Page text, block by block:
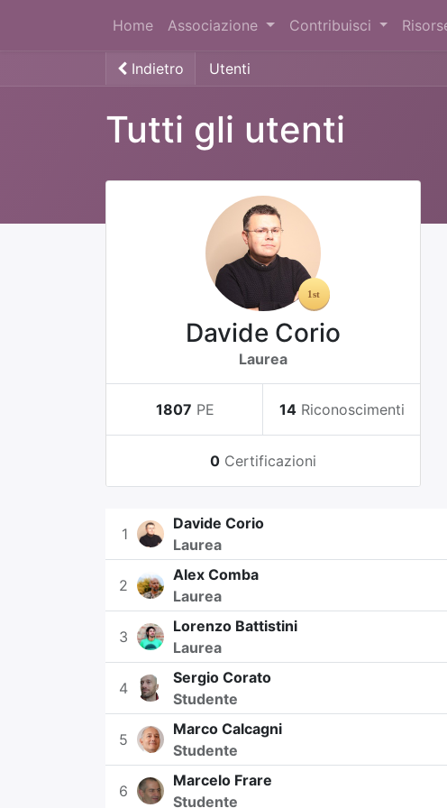
Home Associazione Contribuisci
Indietro Utenti
Tutti gli utenti
Davide Corio
Laurea
1807 PE 14 Riconoscimenti
0 Certificazioni
1
Davide Corio
Laurea
2
Alex Comba
Laurea
3
Lorenzo Battistini
Laurea
4
Sergio Corato
Studente
5
Marco Calcagni
Studente
6
Marcelo Frare
Studente